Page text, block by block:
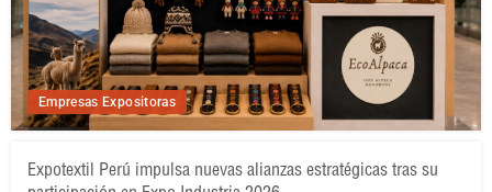
Empresas Expositoras
Expotextil Perú impulsa nuevas alianzas estratégicas tras su